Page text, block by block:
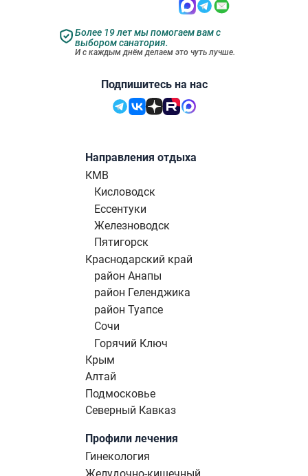
Подпишитесь на нас
Более 19 лет мы помогаем вам с
выбором санатория.
И с каждым днём делаем это чуть лучше.
Направления отдыха
КМВ
Кисловодск
Ессентуки
Железноводск
Пятигорск
Краснодарский край
район Анапы
район Геленджика
район Туапсе
Сочи
Горячий Ключ
Крым
Алтай
Подмосковье
Северный Кавказ
Профили лечения
Гинекология
Желудочно-кишечный